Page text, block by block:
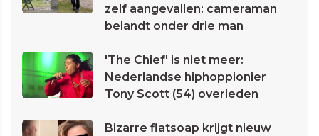
zelf aangevallen: cameraman
belandt onder drie man
'The Chief' is niet meer:
Nederlandse hiphoppionier
Tony Scott (54) overleden
Bizarre flatsoap krijgt nieuw